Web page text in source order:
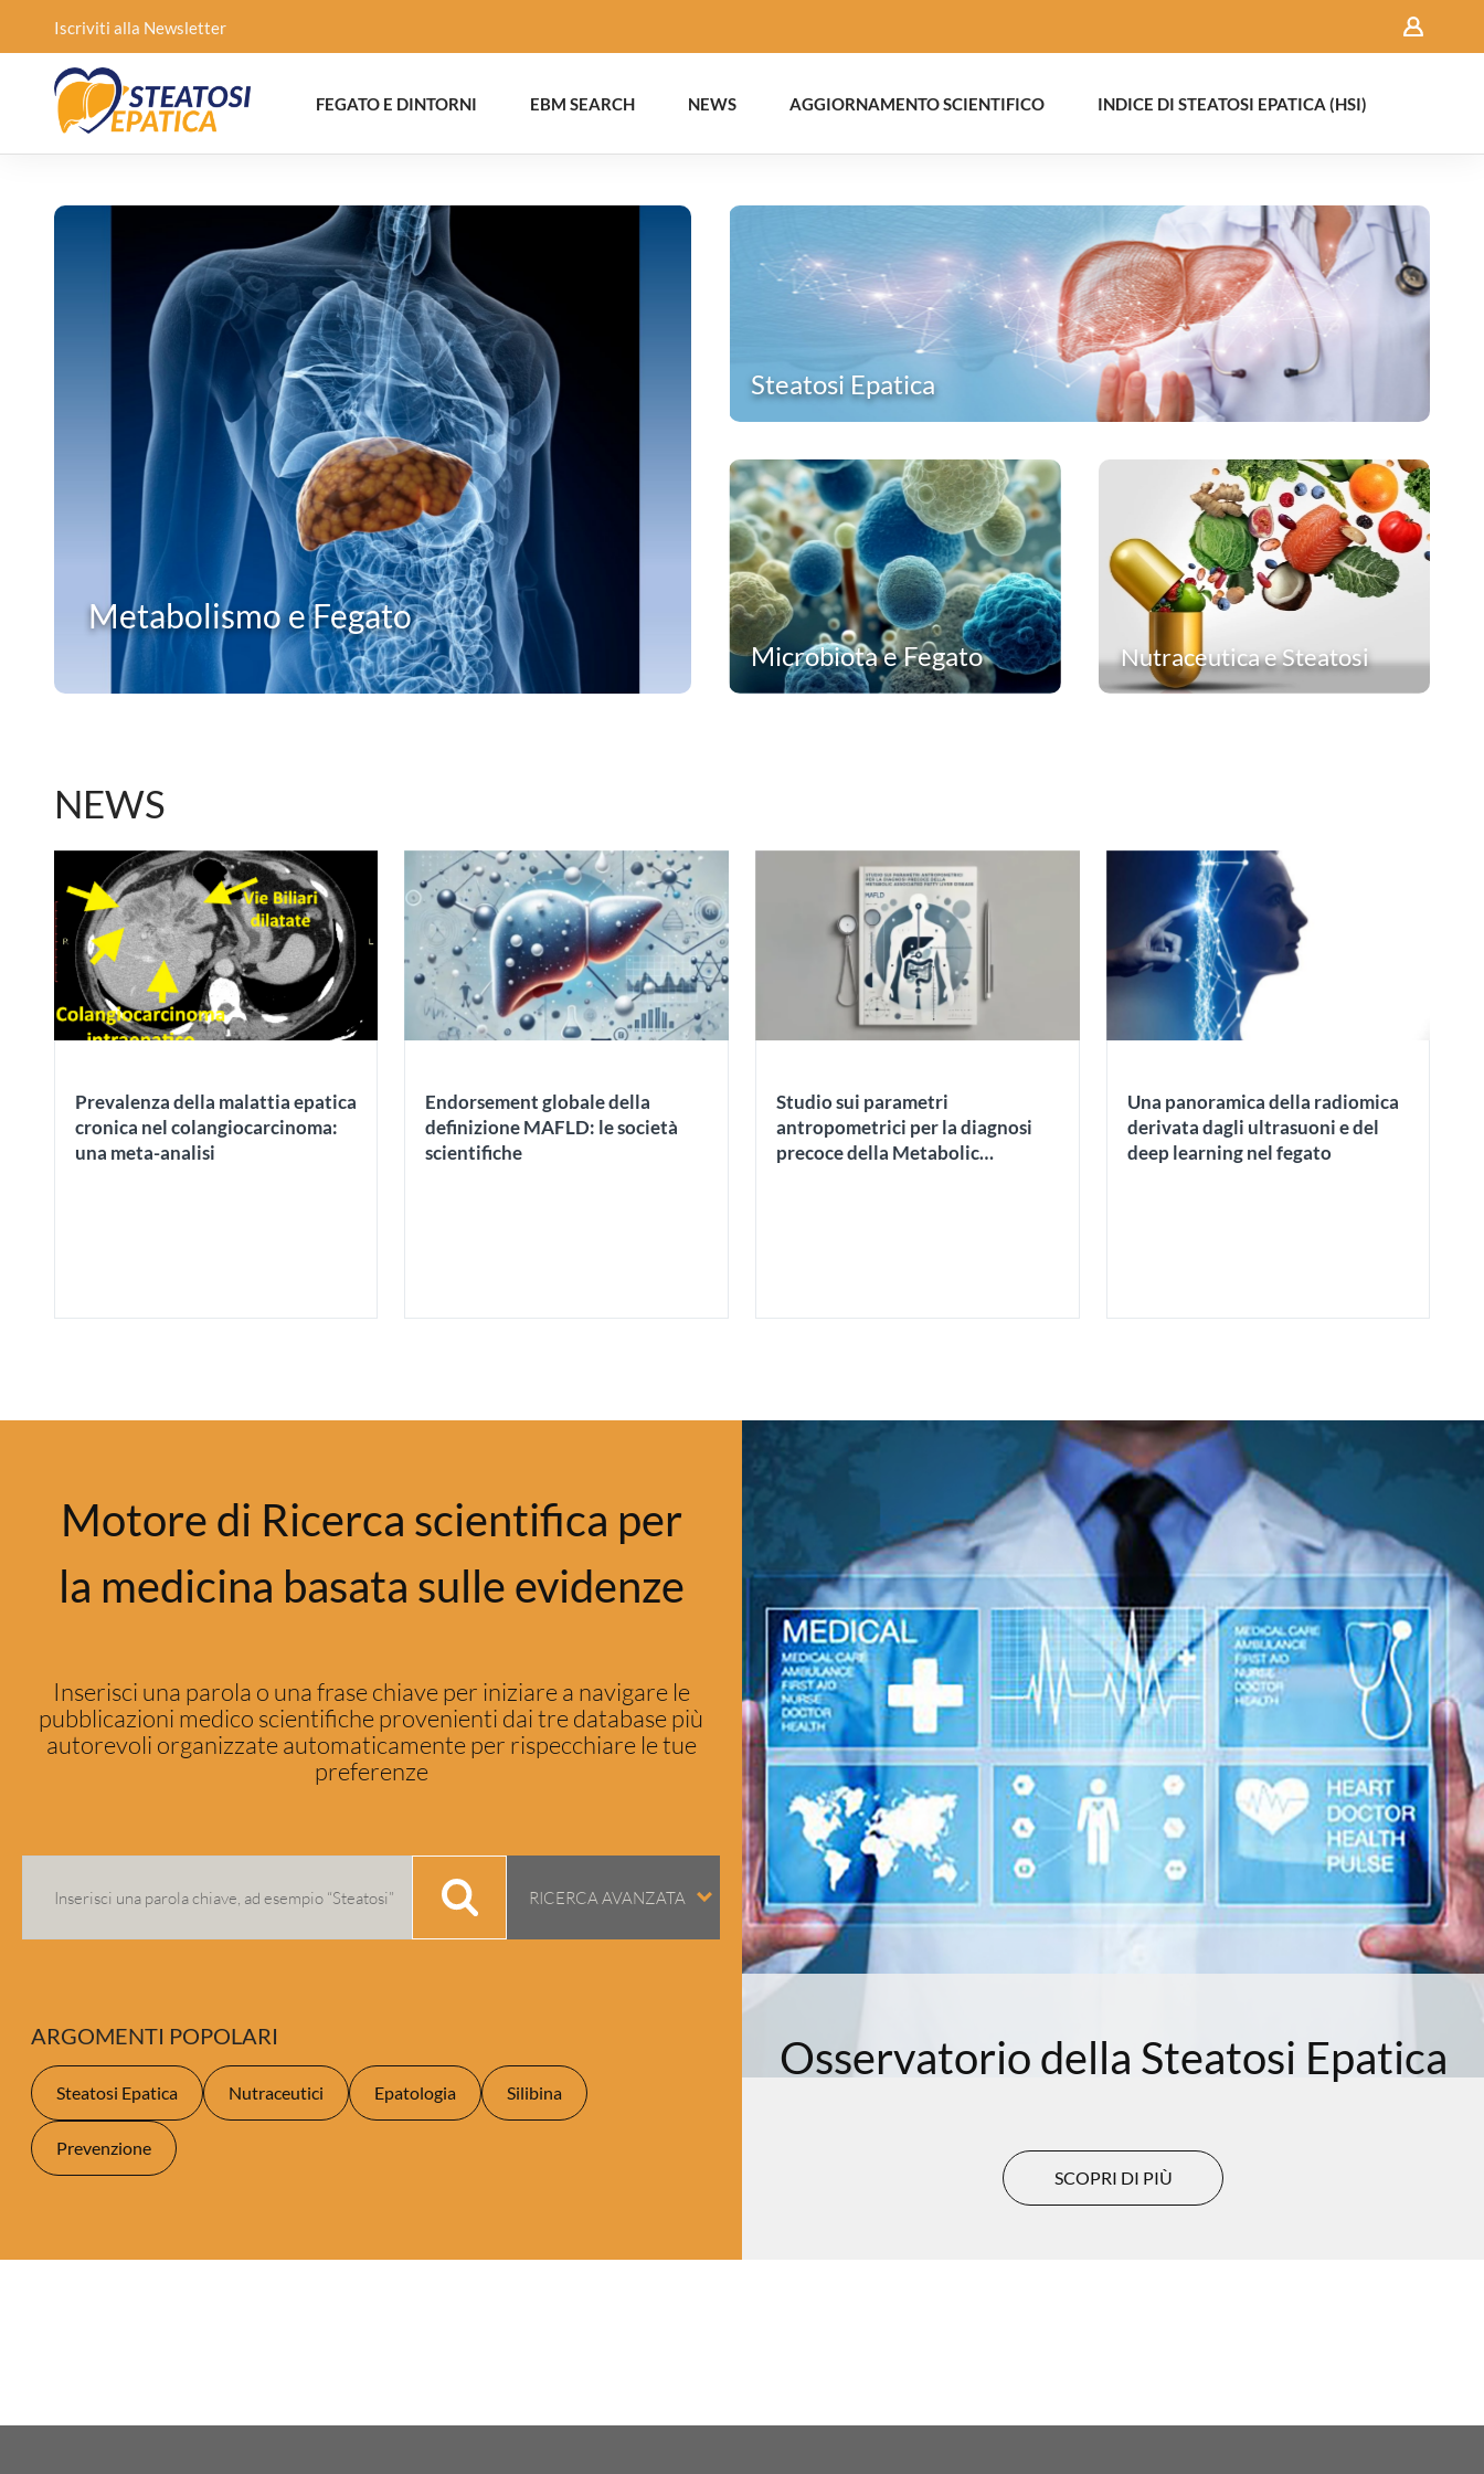
Iscriviti alla Newsletter
FEGATO E DINTORNI EBM SEARCH NEWS AGGIORNAMENTO SCIENTIFICO INDICE DI STEATOSI EPATICA (HSI)
Metabolismo e Fegato
Steatosi Epatica
Microbiota e Fegato Nutraceutica e Steatosi
NEWS
Prevalenza della malattia epatica
cronica nel colangiocarcinoma:
una meta-analisi
Endorsement globale della
definizione MAFLD: le società
scientifiche
Studio sui parametri
antropometrici per la diagnosi
precoce della Metabolic
Una panoramica della radiomica
derivata dagli ultrasuoni e del
deep learning nel fegato
Motore di Ricerca scientifica per
la medicina basata sulle evidenze
Inserisci una parola o una frase chiave per iniziare a navigare le
pubblicazioni medico scientifiche provenienti dai tre database più
autorevoli organizzate automaticamente per rispecchiare le tue
preferenze
RICERCA AVANZATA
ARGOMENTI POPOLARI
Steatosi Epatica Nutraceutici Epatologia Silibina
Prevenzione
Osservatorio della Steatosi Epatica
SCOPRI DI PIÙ